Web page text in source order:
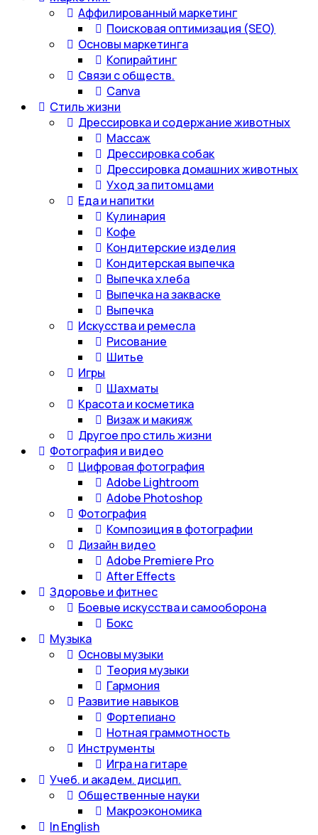
Аффилированный маркетинг
Поисковая оптимизация (SEO)
Основы маркетинга
Копирайтинг
Связи с обществ.
Canva
Стиль жизни
Дрессировка и содержание животных
Массаж
Дрессировка собак
Дрессировка домашних животных
Уход за питомцами
Еда и напитки
Кулинария
Кофе
Кондитерские изделия
Кондитерская выпечка
Выпечка хлеба
Выпечка на закваске
Выпечка
Искусства и ремесла
Рисование
Шитье
Игры
Шахматы
Красота и косметика
Визаж и макияж
Другое про стиль жизни
Фотография и видео
Цифровая фотография
Adobe Lightroom
Adobe Photoshop
Фотография
Композиция в фотографии
Дизайн видео
Adobe Premiere Pro
After Effects
Здоровье и фитнес
Боевые искусства и самооборона
Бокс
Музыка
Основы музыки
Теория музыки
Гармония
Развитие навыков
Фортепиано
Нотная граммотность
Инструменты
Игра на гитаре
Учеб. и академ. дисцип.
Общественные науки
Макроэкономика
In English